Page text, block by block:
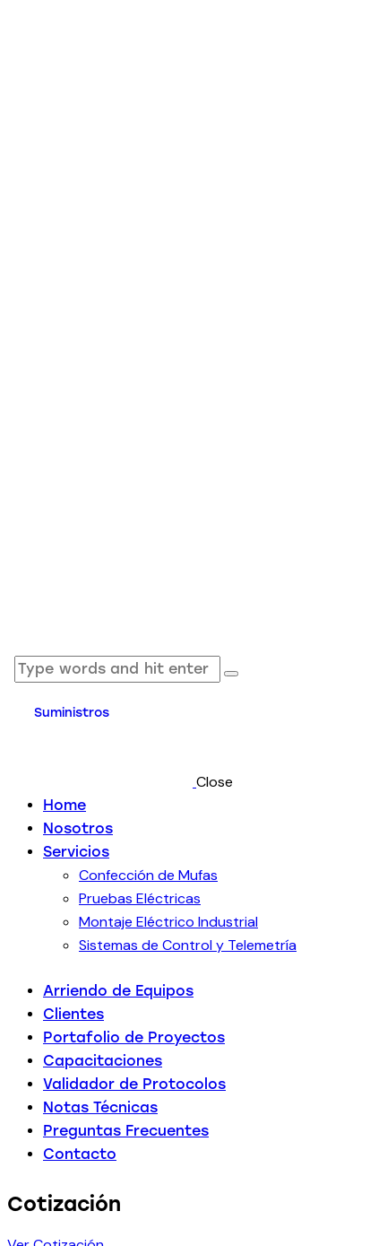
Suministros
Close
Home
Nosotros
Servicios
Confección de Mufas
Pruebas Eléctricas
Montaje Eléctrico Industrial
Sistemas de Control y Telemetría
Arriendo de Equipos
Clientes
Portafolio de Proyectos
Capacitaciones
Validador de Protocolos
Notas Técnicas
Preguntas Frecuentes
Contacto
Cotización